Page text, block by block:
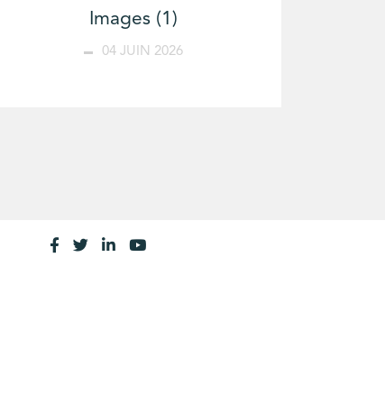
Images (1)
04 JUIN 2026